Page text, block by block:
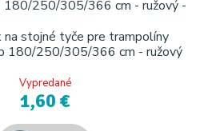
na stojné tyče pre trampolíny
180/250/305/366 cm - ružový
Vypredané
1,60 €